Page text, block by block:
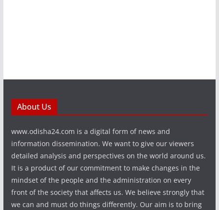
About Us
www.odisha24.com is a digital form of news and
information dissemination. We want to give our viewers
detailed analysis and perspectives on the world around us.
It is a product of our commitment to make changes in the
mindset of the people and the administration on every
front of the society that affects us. We believe strongly that
we can and must do things differently. Our aim is to bring